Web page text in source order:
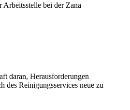
Arbeitsstelle bei der Zana
daran, Herausforderungen
des Reinigungsservices neue zu